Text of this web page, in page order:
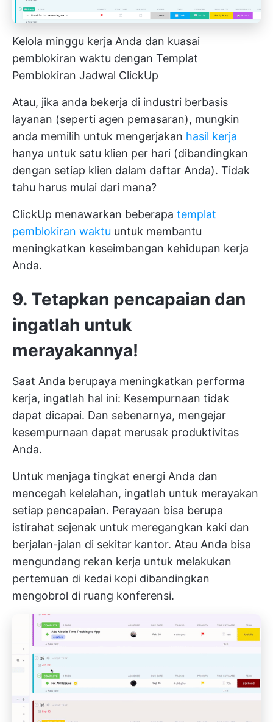
Kelola minggu kerja Anda dan kuasai
pemblokiran waktu dengan Templat
Pemblokiran Jadwal ClickUp
Atau, jika anda bekerja di industri berbasis
layanan (seperti agen pemasaran), mungkin
anda memilih untuk mengerjakan hasil kerja
hanya untuk satu klien per hari (dibandingkan
dengan setiap klien dalam daftar Anda). Tidak
tahu harus mulai dari mana?
ClickUp menawarkan beberapa templat
pemblokiran waktu untuk membantu
meningkatkan keseimbangan kehidupan kerja
Anda.
9. Tetapkan pencapaian dan
ingatlah untuk
merayakannya!
Saat Anda berupaya meningkatkan performa
kerja, ingatlah hal ini: Kesempurnaan tidak
dapat dicapai. Dan sebenarnya, mengejar
kesempurnaan dapat merusak produktivitas
Anda.
Untuk menjaga tingkat energi Anda dan
mencegah kelelahan, ingatlah untuk merayakan
setiap pencapaian. Perayaan bisa berupa
istirahat sejenak untuk meregangkan kaki dan
berjalan-jalan di sekitar kantor. Atau Anda bisa
mengundang rekan kerja untuk melakukan
pertemuan di kedai kopi dibandingkan
mengobrol di ruang konferensi.